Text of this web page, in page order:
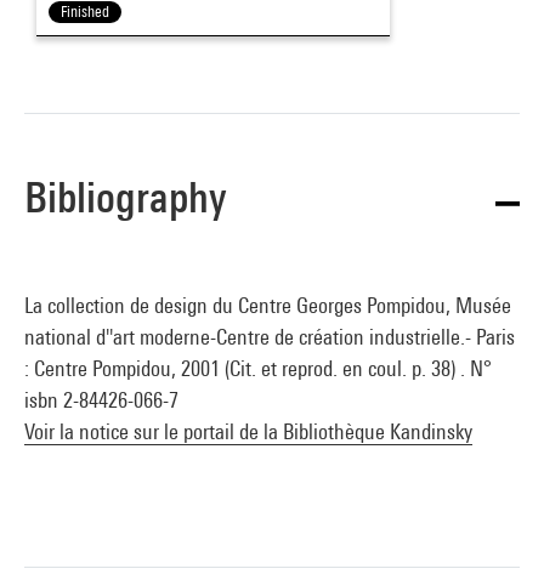
Finished
Bibliography
La collection de design du Centre Georges Pompidou, Musée
national d''art moderne-Centre de création industrielle.- Paris
: Centre Pompidou, 2001 (Cit. et reprod. en coul. p. 38) . N°
isbn 2-84426-066-7
Voir la notice sur le portail de la Bibliothèque Kandinsky